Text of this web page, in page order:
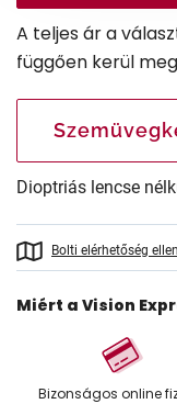
A teljes ár a
függően kerül
Dioptriás lencse
Bolti elérhetőség
Miért a Vision
Bizonságos online